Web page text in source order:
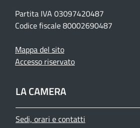
Partita IVA 03097420487
Codice fiscale 80002690487
Mappa del sito
Accesso riservato
LA CAMERA
Sedi, orari e contatti